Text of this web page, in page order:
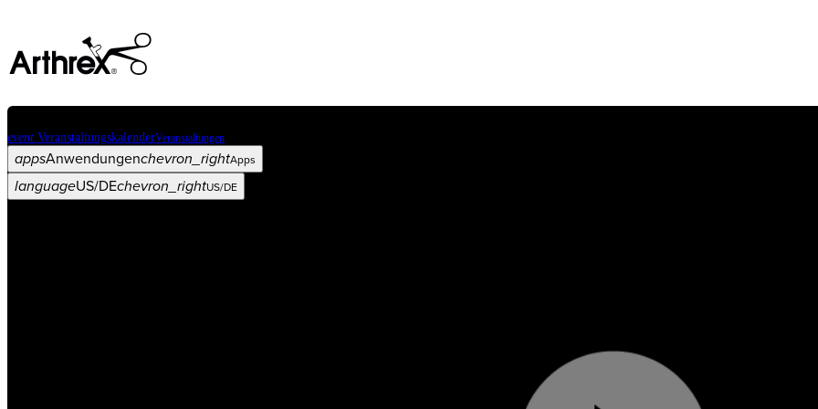
event VeranstaltungskalenderVeranstaltungen
appsAnwendungenchevron_rightApps
languageUS/DEchevron_rightUS/DE